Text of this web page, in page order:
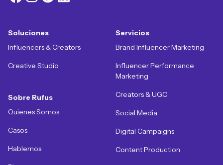
Soluciones
Influencers & Creators
Creative Studio
Servicios
Brand Influencer Marketing
Influencer Performance
Marketing
Creators & UGC
Social Media
Digital Campaigns
Content Production
Sobre Rufus
Quienes Somos
Casos
Hablemos